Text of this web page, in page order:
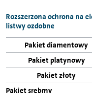
Rozszerzona ochrona na
listwy ozdobne